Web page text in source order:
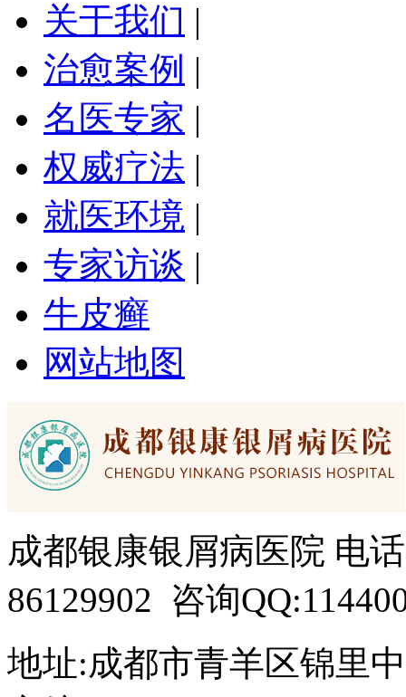
关于我们 |
治愈案例 |
名医专家 |
权威疗法 |
就医环境 |
专家访谈 |
牛皮癣
网站地图
成都银康银屑病医院 电
86129902 咨询
地址:成都市青羊区锦里